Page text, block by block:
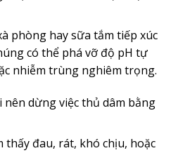
phòng hay sữa tắm tiếp xúc
có thể phá vỡ độ pH tự
nhiễm trùng nghiêm trọng.
dừng việc thủ dâm bằng
thấy đau, rát, khó chịu, hoặc